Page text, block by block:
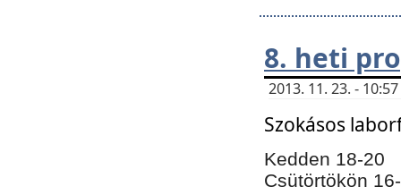
8. heti
2013. 11. 23. -
Szokásos
Kedden 18-20
Csütörtökön